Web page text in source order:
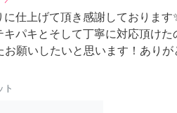
に仕上げて頂き感謝しております
キパキとそして丁寧に対応頂けた
お願いしたいと思います！ありが
ト